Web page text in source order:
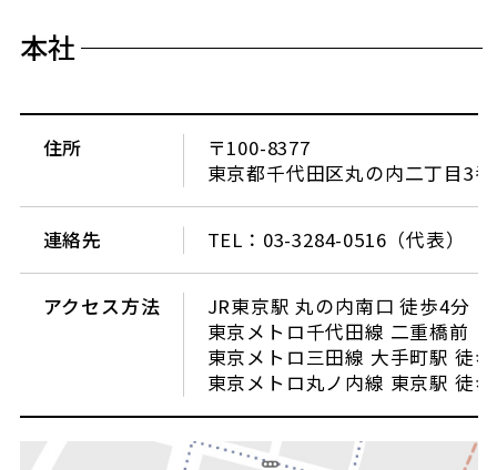
本社
住所
〒100-8377
東京都千代田区丸の内二丁目3
連絡先 TEL：03-3284-0516（代表）
アクセス方法
JR東京駅 丸の内南口 徒歩4分
東京メトロ千代田線 二重橋前
東京メトロ三田線 大手町駅 徒
東京メトロ丸ノ内線 東京駅 徒